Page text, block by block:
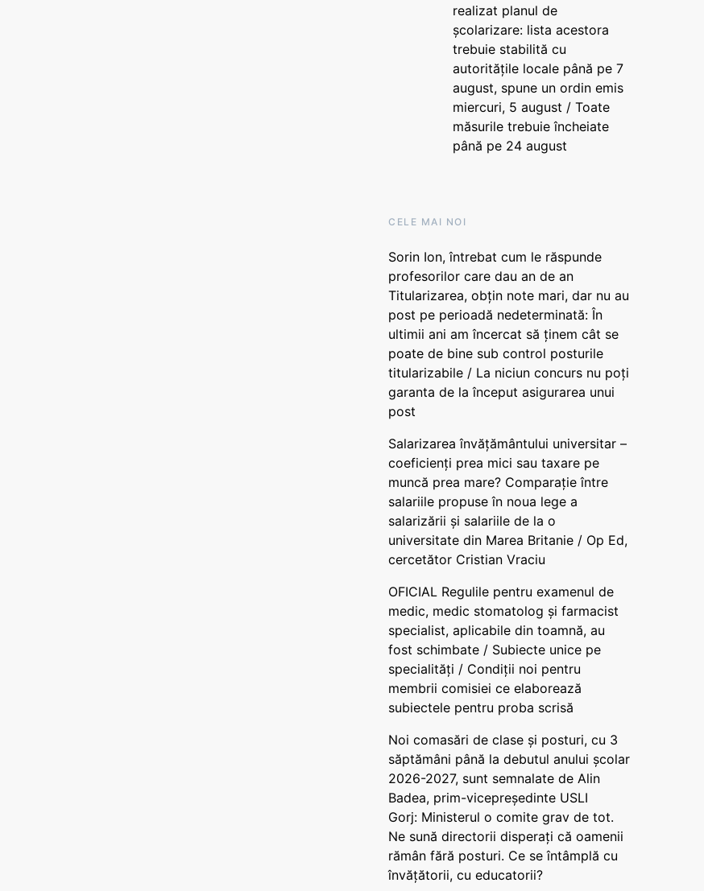
realizat planul de
școlarizare: lista acestora
trebuie stabilită cu
autoritățile locale până pe 7
august, spune un ordin emis
miercuri, 5 august / Toate
măsurile trebuie încheiate
până pe 24 august
CELE MAI NOI
Sorin Ion, întrebat cum le răspunde
profesorilor care dau an de an
Titularizarea, obțin note mari, dar nu au
post pe perioadă nedeterminată: În
ultimii ani am încercat să ținem cât se
poate de bine sub control posturile
titularizabile / La niciun concurs nu poți
garanta de la început asigurarea unui
post
Salarizarea învățământului universitar –
coeficienți prea mici sau taxare pe
muncă prea mare? Comparație între
salariile propuse în noua lege a
salarizării și salariile de la o
universitate din Marea Britanie / Op Ed,
cercetător Cristian Vraciu
OFICIAL Regulile pentru examenul de
medic, medic stomatolog și farmacist
specialist, aplicabile din toamnă, au
fost schimbate / Subiecte unice pe
specialități / Condiții noi pentru
membrii comisiei ce elaborează
subiectele pentru proba scrisă
Noi comasări de clase și posturi, cu 3
săptămâni până la debutul anului școlar
2026-2027, sunt semnalate de Alin
Badea, prim-vicepreședinte USLI
Gorj: Ministerul o comite grav de tot.
Ne sună directorii disperați că oamenii
rămân fără posturi. Ce se întâmplă cu
învățătorii, cu educatorii?